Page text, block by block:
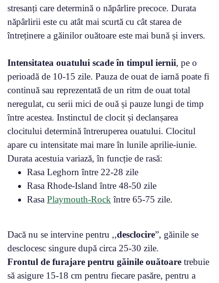
stresanți care determină o năpârlire precoce. Durata
năpârlirii este cu atât mai scurtă cu cât starea de
întreținere a găinilor ouătoare este mai bună și invers.
Intensitatea ouatului scade în timpul iernii, pe o
perioadă de 10-15 zile. Pauza de ouat de iarnă poate fi
continuă sau reprezentată de un ritm de ouat total
neregulat, cu serii mici de ouă și pauze lungi de timp
între acestea. Instinctul de clocit și declanșarea
clocitului determină întreruperea ouatului. Clocitul
apare cu intensitate mai mare în lunile aprilie-iunie.
Durata acestuia variază, în funcție de rasă:
Rasa Leghorn între 22-28 zile
Rasa Rhode-Island între 48-50 zile
Rasa Playmouth-Rock între 65-75 zile.
Dacă nu se intervine pentru ,,desclocire”, găinile se
desclocesc singure după circa 25-30 zile.
Frontul de furajare pentru găinile ouătoare trebuie
să asigure 15-18 cm pentru fiecare pasăre, pentru a